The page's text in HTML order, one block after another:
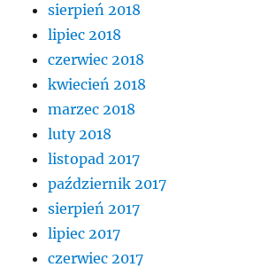
sierpień 2018
lipiec 2018
czerwiec 2018
kwiecień 2018
marzec 2018
luty 2018
listopad 2017
październik 2017
sierpień 2017
lipiec 2017
czerwiec 2017